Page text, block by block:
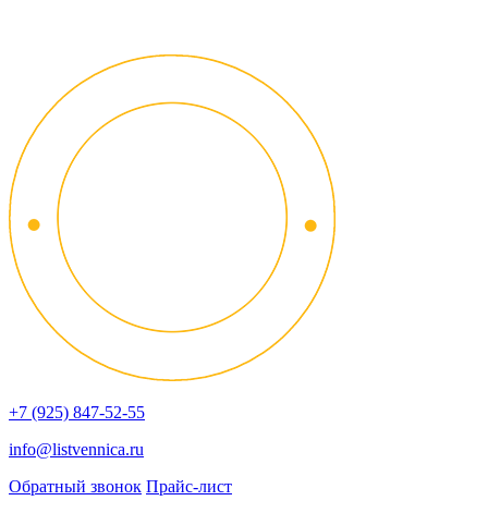
+7 (925) 847-52-55
info@listvennica.ru
Обратный звонок Прайс-лист